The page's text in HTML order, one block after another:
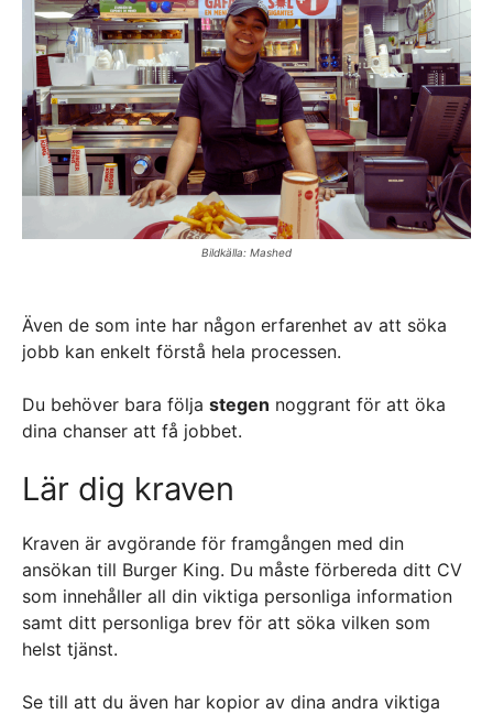
Bildkälla: Mashed
Även de som inte har någon erfarenhet av att söka
jobb kan enkelt förstå hela processen.
Du behöver bara följa stegen noggrant för att öka
dina chanser att få jobbet.
Lär dig kraven
Kraven är avgörande för framgången med din
ansökan till Burger King. Du måste förbereda ditt CV
som innehåller all din viktiga personliga information
samt ditt personliga brev för att söka vilken som
helst tjänst.
Se till att du även har kopior av dina andra viktiga